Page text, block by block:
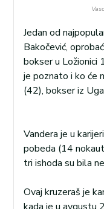
Jedan od
Bakočević,
bokser u Ložionici
je poznato i ko će
(42), bokser iz
Vandera je u
pobeda (14
tri ishoda su bila
Ovaj kruzeraš je